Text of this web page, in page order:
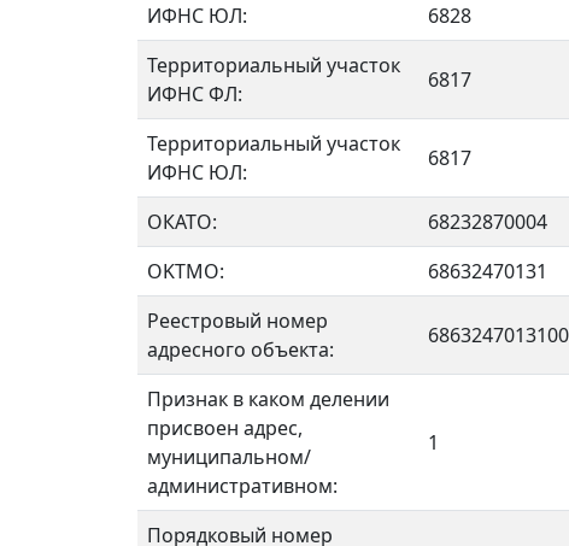
ИФНС ЮЛ:
6828
Территориальный участок
ИФНС ФЛ:
6817
Территориальный участок
ИФНС ЮЛ:
6817
ОКАТО:
68232870004
OKTMO:
68632470131
Реестровый номер
адресного объекта:
Признак в каком делении
присвоен адрес,
муниципальном/
административном:
1
Порядковый номер